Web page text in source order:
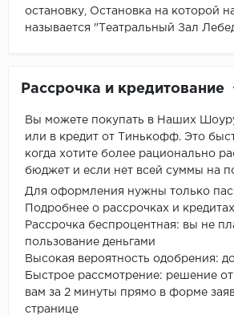
остановку, Остановка на которой
называется "Театральный Зал
Рассрочка и кредитование
Вы можете покупать в Наших
или в кредит от Тинькофф. Это
когда хотите более рационально
бюджет и если нет всей суммы на
Для оформления нужны только
Подробнее о рассрочках и
Рассрочка беспроцентная: вы не
пользование деньгами
Высокая вероятность одобрения:
Быстрое рассмотрение: решение
вам за 2 минуты прямо в форме
странице